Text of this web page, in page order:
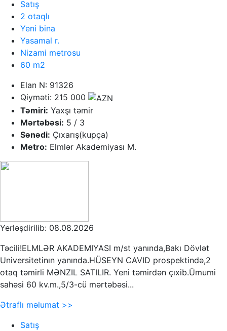
Satış
2 otaqlı
Yeni bina
Yasamal r.
Nizami metrosu
60 m2
Elan N: 91326
Qiyməti: 215 000
Təmiri: Yaxşı təmir
Mərtəbəsi: 5 / 3
Sənədi: Çıxarış(kupça)
Metro: Elmlər Akademiyası M.
Yerləşdirilib: 08.08.2026
Təcili!ELMLƏR AKADEMIYASI m/st yanında,Bakı Dövlət
Universitetinın yanında.HÜSEYN CAVID prospektində,2
otaq təmirli MƏNZIL SATILIR. Yeni təmirdən çıxib.Ümumi
sahəsi 60 kv.m.,5/3-cü mərtəbəsi...
Ətraflı məlumat >>
Satış